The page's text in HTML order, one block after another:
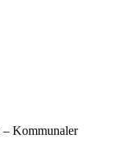
– Kommunaler